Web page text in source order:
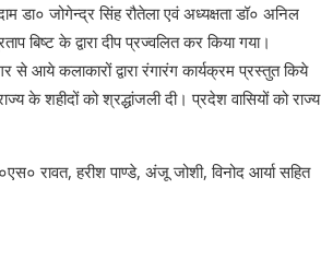
डा० जोगेन्द्र सिंह रौतेला एवं अध्यक्षता डॉ० अनिल
बिष्ट के द्वारा दीप प्रज्वलित कर किया गया।
से आये कलाकारों द्वारा रंगारंग कार्यक्रम प्रस्तुत किये
के शहीदों को श्रद्धांजली दी। प्रदेश वासियों को राज्य
रावत, हरीश पाण्डे, अंजू जोशी, विनोद आर्या सहित